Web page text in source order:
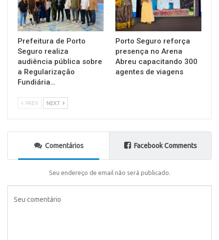
Prefeitura de Porto
Seguro realiza
audiência pública sobre
a Regularização
Fundiária…
Porto Seguro reforça
presença no Arena
Abreu capacitando 300
agentes de viagens
PREV NEXT
Comentários Facebook Comments
Seu endereço de email não será publicado.